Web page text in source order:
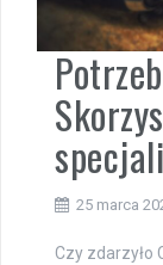
25 marca
Czy zdarzyło